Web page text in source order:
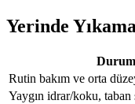
Yerinde
Durum
Rutin bakım ve orta
Yaygın idrar/koku,